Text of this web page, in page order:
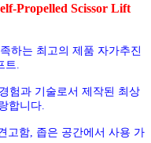
Propelled Scissor Lift
하는 최고의 제품 자가추진
트.
험과 기술로서 제작된 최상
합니다.
고함, 좁은 공간에서 사용 가